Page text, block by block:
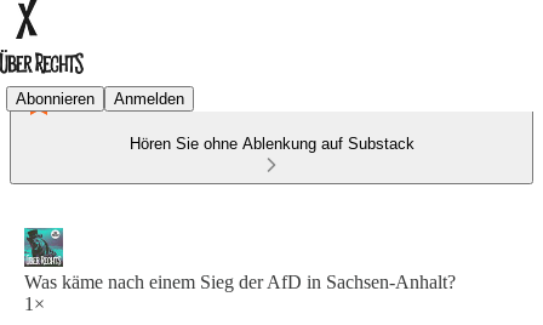
Abonnieren Anmelden
Hören Sie ohne Ablenkung auf Substack
Was käme nach einem Sieg der AfD in Sachsen-Anhalt?
1×